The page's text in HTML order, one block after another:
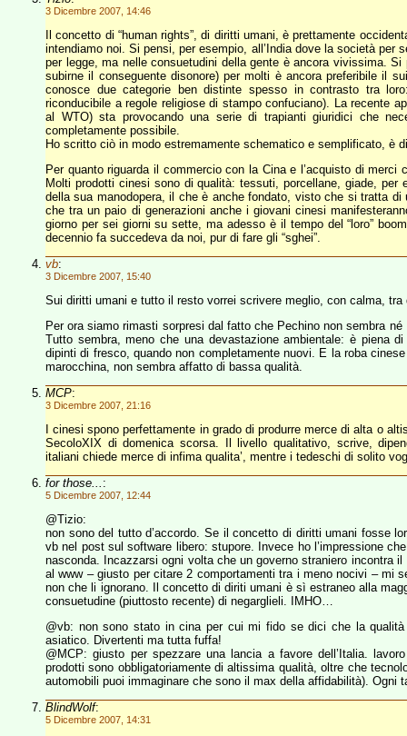
3 Dicembre 2007, 14:46
Il concetto di “human rights”, di diritti umani, è prettamente
intendiamo noi. Si pensi, per esempio, all’India dove la società
per legge, ma nelle consuetudini della gente è ancora vivissima.
subirne il conseguente disonore) per molti è ancora preferibile il
conosce due categorie ben distinte spesso in contrasto tra
riconducibile a regole religiose di stampo confuciano). La recente
al WTO) sta provocando una serie di trapianti giuridici che
completamente possibile.
Ho scritto ciò in modo estremamente schematico e semplificato, è
Per quanto riguarda il commercio con la Cina e l’acquisto di
Molti prodotti cinesi sono di qualità: tessuti, porcellane, giade,
della sua manodopera, il che è anche fondato, visto che si tratta
che tra un paio di generazioni anche i giovani cinesi
giorno per sei giorni su sette, ma adesso è il tempo del “loro”
decennio fa succedeva da noi, pur di fare gli “sghei”.
vb:
3 Dicembre 2007, 15:40
Sui diritti umani e tutto il resto vorrei scrivere meglio, con calma,
Per ora siamo rimasti sorpresi dal fatto che Pechino non sembra
Tutto sembra, meno che una devastazione ambientale: è piena
dipinti di fresco, quando non completamente nuovi. E la roba
marocchina, non sembra affatto di bassa qualità.
MCP:
3 Dicembre 2007, 21:16
I cinesi spono perfettamente in grado di produrre merce di alta o
SecoloXIX di domenica scorsa. Il livello qualitativo, scrive,
italiani chiede merce di infima qualita’, mentre i tedeschi di solito
for those... :
5 Dicembre 2007, 12:44
@Tizio:
non sono del tutto d’accordo. Se il concetto di diritti umani fosse
vb nel post sul software libero: stupore. Invece ho l’impressione
nasconda. Incazzarsi ogni volta che un governo straniero incontra
al www – giusto per citare 2 comportamenti tra i meno nocivi – mi
non che li ignorano. Il concetto di diriti umani è sì estraneo alla
consuetudine (piuttosto recente) di negarglieli. IMHO…
@vb: non sono stato in cina per cui mi fido se dici che la
asiatico. Divertenti ma tutta fuffa!
@MCP: giusto per spezzare una lancia a favore dell’Italia.
prodotti sono obbligatoriamente di altissima qualità, oltre che
automobili puoi immaginare che sono il max della affidabilità). Ogni
BlindWolf:
5 Dicembre 2007, 14:31